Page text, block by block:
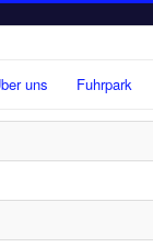
uns Fuhrpark